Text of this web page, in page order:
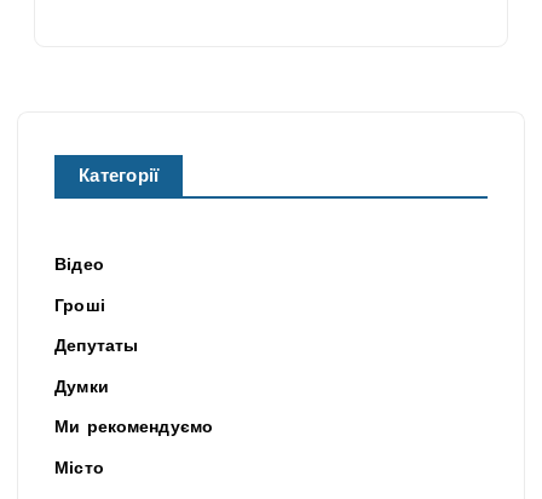
Категорії
Відео
Гроші
Депутаты
Думки
Ми рекомендуємо
Місто